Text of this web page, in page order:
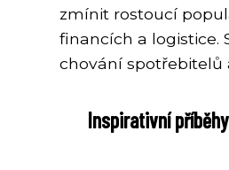
zmínit rostoucí
financích a logistice.
chování spotřebitelů
Inspirativní